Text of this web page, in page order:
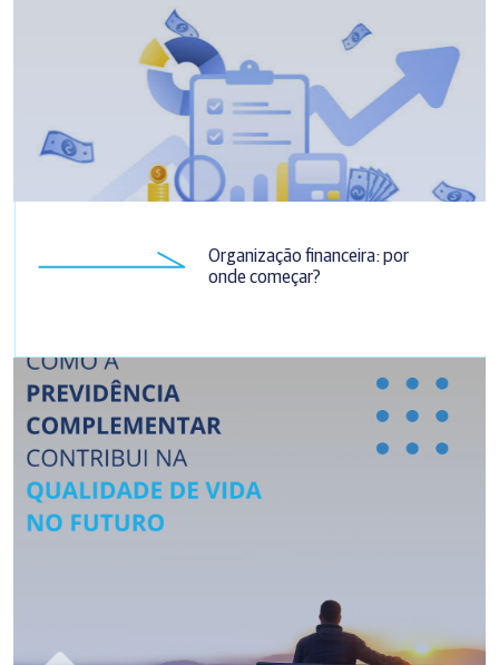
Organização financeira: por
onde começar?